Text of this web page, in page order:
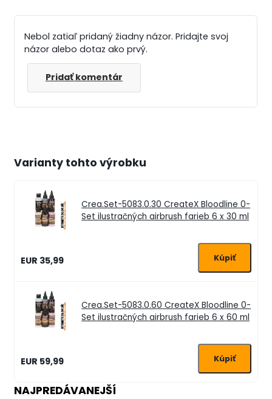
Nebol zatiaľ pridaný žiadny názor. Pridajte svoj
názor alebo dotaz ako prvý.
Pridať komentár
Varianty tohto výrobku
Crea.Set-5083.0.30 CreateX Bloodline 0-
Set ilustračných airbrush farieb 6 x 30 ml
EUR 35,99
Crea.Set-5083.0.60 CreateX Bloodline 0-
Set ilustračných airbrush farieb 6 x 60 ml
EUR 59,99
NAJPREDÁVANEJŠÍ